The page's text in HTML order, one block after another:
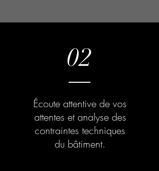
02
Écoute attentive de vos
attentes et analyse des
contraintes techniques
du bâtiment.